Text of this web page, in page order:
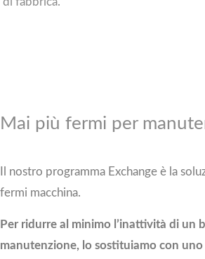
Mai più fermi per
Il nostro programma Exchange è la
fermi macchina.
Per ridurre al minimo l’inattività di un
manutenzione, lo sostituiamo con